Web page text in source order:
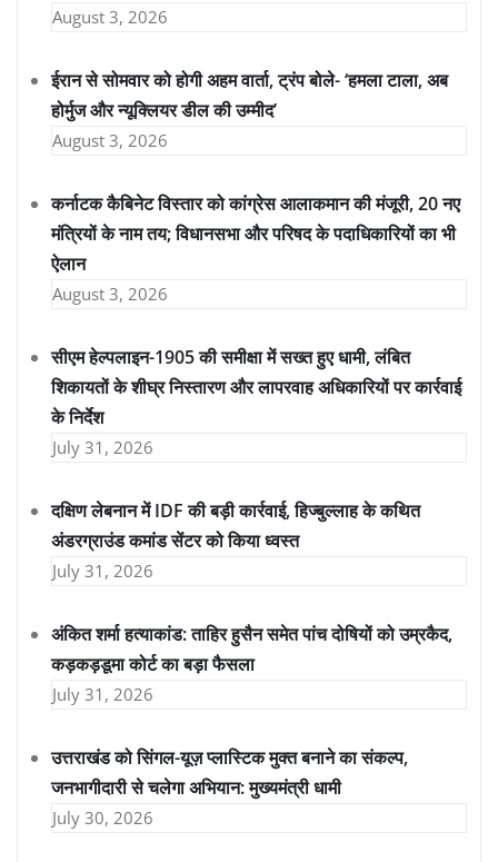
August 3, 2026
ईरान से सोमवार को होगी अहम वार्ता, ट्रंप बोले- ‘हमला टाला, अब
होर्मुज और न्यूक्लियर डील की उम्मीद’
August 3, 2026
कर्नाटक कैबिनेट विस्तार को कांग्रेस आलाकमान की मंजूरी, 20 नए
मंत्रियों के नाम तय; विधानसभा और परिषद के पदाधिकारियों का भी
ऐलान
August 3, 2026
सीएम हेल्पलाइन-1905 की समीक्षा में सख्त हुए धामी, लंबित
शिकायतों के शीघ्र निस्तारण और लापरवाह अधिकारियों पर कार्रवाई
के निर्देश
July 31, 2026
दक्षिण लेबनान में IDF की बड़ी कार्रवाई, हिज्बुल्लाह के कथित
अंडरग्राउंड कमांड सेंटर को किया ध्वस्त
July 31, 2026
अंकित शर्मा हत्याकांड: ताहिर हुसैन समेत पांच दोषियों को उम्रकैद,
कड़कड़डूमा कोर्ट का बड़ा फैसला
July 31, 2026
उत्तराखंड को सिंगल-यूज़ प्लास्टिक मुक्त बनाने का संकल्प,
जनभागीदारी से चलेगा अभियान: मुख्यमंत्री धामी
July 30, 2026